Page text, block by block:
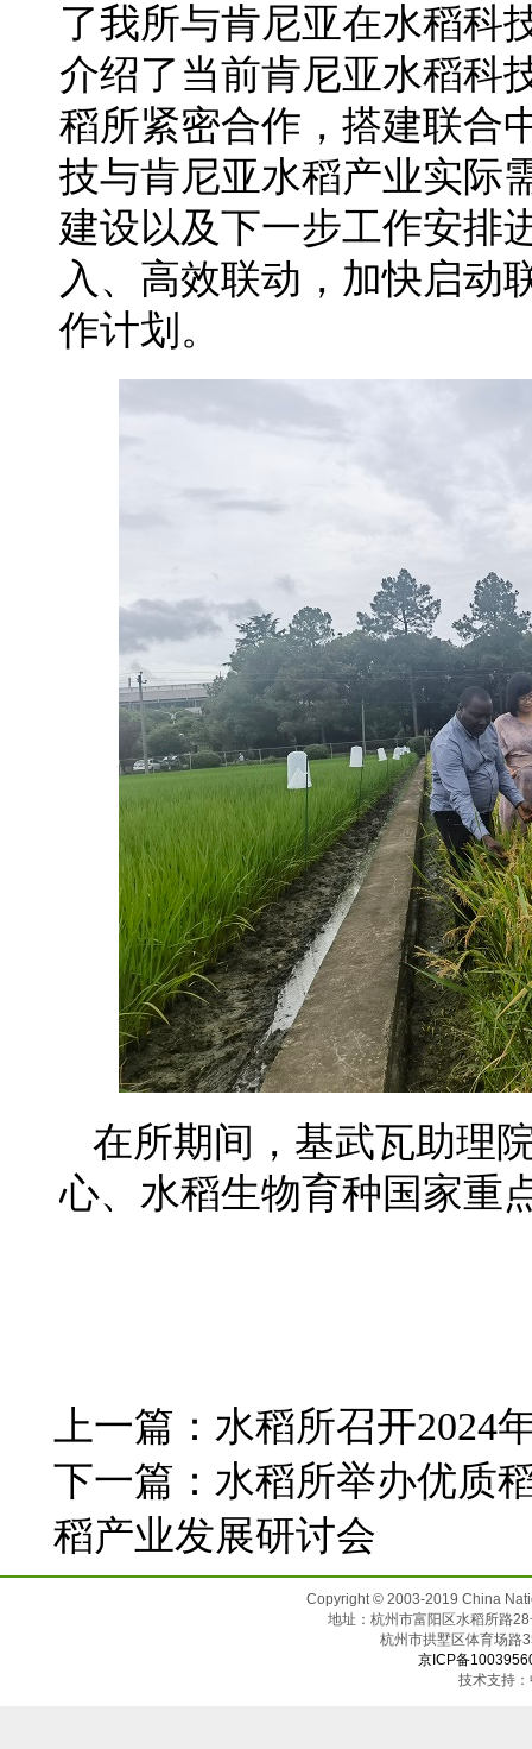
了我所与肯尼亚在水稻科
介绍了当前肯尼亚水稻科
稻所紧密合作，搭建联合
技与肯尼亚水稻产业实际
建设以及下一步工作安排
入、高效联动，加快启动
作计划。
在所期间，基武瓦助理
心、水稻生物育种国家重
上一篇： 水稻所召开2024
下一篇： 水稻所举办优质
稻产业发展研讨会
Copyright © 2003-2019 China
地址：杭州市富阳区水稻所路
杭州市拱墅区体
京ICP备
技术支持